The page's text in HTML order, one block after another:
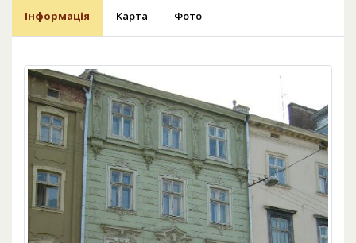
Інформація Карта Фото